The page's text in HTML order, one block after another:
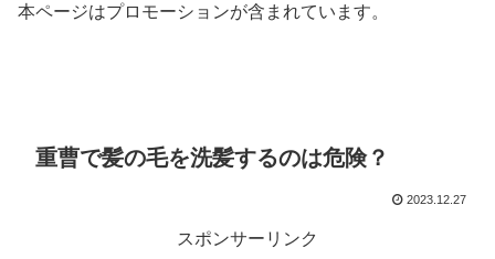
本ページはプロモーションが含まれています。
重曹で髪の毛を洗髪するのは危険？
2023.12.27
スポンサーリンク